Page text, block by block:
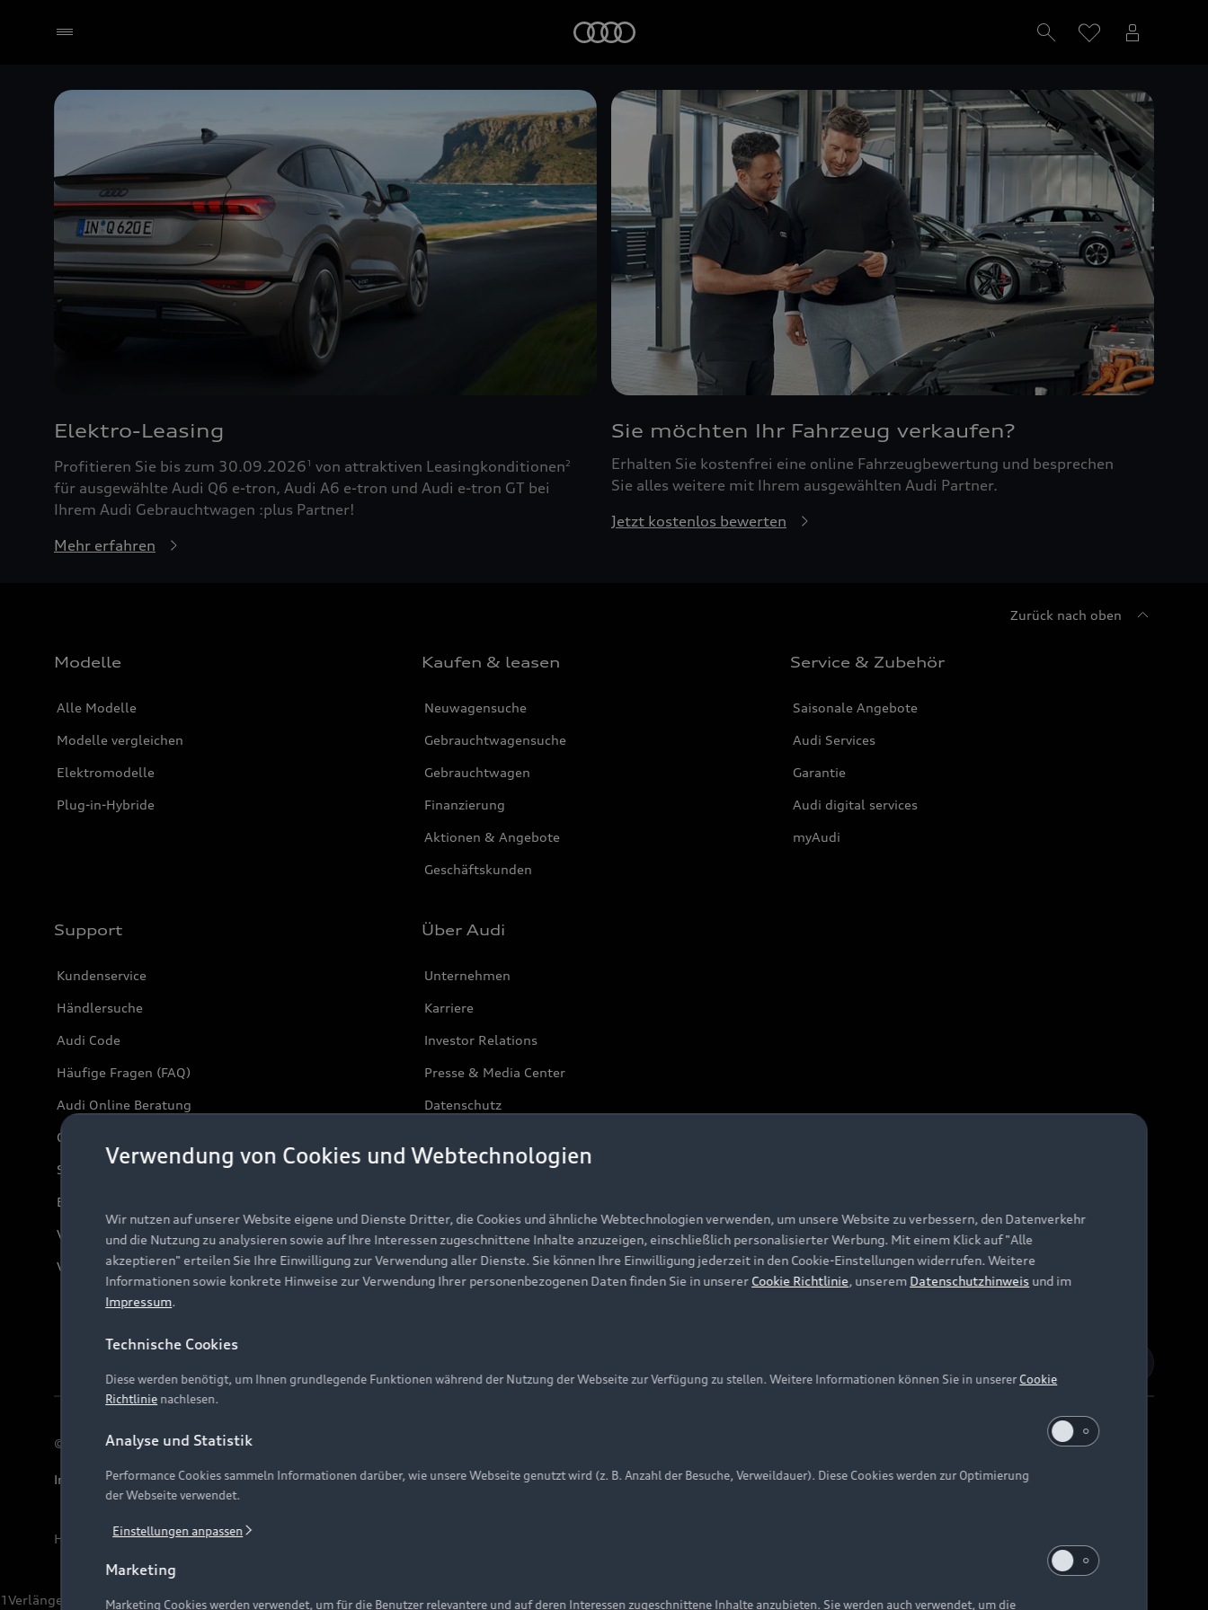
Elektro-Leasing
Profitieren Sie bis zum 30.09.20261 von attraktiven Leasingkonditionen2
für ausgewählte Audi Q6 e-tron, Audi A6 e-tron und Audi e-tron GT bei
Ihrem Audi Gebrauchtwagen :plus Partner!
Mehr erfahren
Sie möchten Ihr Fahrzeug verkaufen?
Erhalten Sie kostenfrei eine online Fahrzeugbewertung und besprechen
Sie alles weitere mit Ihrem ausgewählten Audi Partner.
Jetzt kostenlos bewerten
Zurück nach oben
Modelle
Alle Modelle
Modelle vergleichen
Elektromodelle
Plug-in-Hybride
Kaufen & leasen
Neuwagensuche
Gebrauchtwagensuche
Gebrauchtwagen
Finanzierung
Aktionen & Angebote
Geschäftskunden
Service & Zubehör
Saisonale Angebote
Audi Services
Garantie
Audi digital services
myAudi
Support
Kundenservice
Händlersuche
Audi Code
Häufige Fragen (FAQ)
Audi Online Beratung
Online-Terminvereinbarung
Servicekontakt
Bordbuch & Bedienungsanleitungen
Verträge kündigen
Vertrag widerrufen
Über Audi
Unternehmen
Karriere
Investor Relations
Presse & Media Center
Datenschutz
© 2026 AUDI AG. Alle Rechte vorbehalten
Impressum Rechtliches Hinweisgebersystem Datenschutzinformation Cookie-Einstellungen Cookie-Richtlinie Barrierefreiheit Digital Services Act
Hinweis: Die aktuelle Darstellung und Anordnung der Embleme am Fahrzeug bei allen Abbildungen auf dieser Webseite kann abweichen.
1Verlängerung vorbehalten.
Verwendung von Cookies und Webtechnologien
Wir nutzen auf unserer Website eigene und Dienste Dritter, die Cookies und ähnliche Webtechnologien verwenden, um unsere Website zu verbessern, den Datenverkehr
und die Nutzung zu analysieren sowie auf Ihre Interessen zugeschnittene Inhalte anzuzeigen, einschließlich personalisierter Werbung. Mit einem Klick auf "Alle
akzeptieren" erteilen Sie Ihre Einwilligung zur Verwendung aller Dienste. Sie können Ihre Einwilligung jederzeit in den Cookie-Einstellungen widerrufen. Weitere
Informationen sowie konkrete Hinweise zur Verwendung Ihrer personenbezogenen Daten finden Sie in unserer Cookie Richtlinie, unserem Datenschutzhinweis und im
Impressum.
Technische Cookies
Diese werden benötigt, um Ihnen grundlegende Funktionen während der Nutzung der Webseite zur Verfügung zu stellen. Weitere Informationen können Sie in unsererCookie
Richtlinie nachlesen.
Analyse und Statistik
Performance Cookies sammeln Informationen darüber, wie unsere Webseite genutzt wird (z. B. Anzahl der Besuche, Verweildauer). Diese Cookies werden zur Optimierung
der Webseite verwendet.
Einstellungen anpassen
Marketing
Marketing Cookies werden verwendet, um für die Benutzer relevantere und auf deren Interessen zugeschnittene Inhalte anzubieten. Sie werden auch verwendet, um die